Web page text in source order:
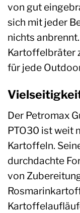
von gut
sich mit jeder
nichts
Kartoffelbräter
für jede
Der Petromax
PTO30 ist weit
Kartoffeln.
durchdachte
von